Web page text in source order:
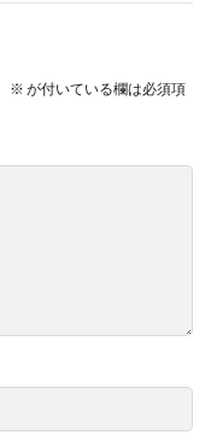
※ が付いている欄は必須項